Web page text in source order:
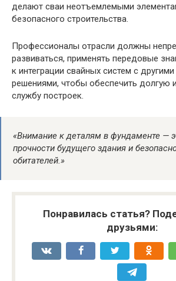
делают сваи неотъемлемыми
безопасного строительства.
Профессионалы отрасли должны
развиваться, применять передовые
к интеграции свайных систем с
решениями, чтобы обеспечить долгую
службу построек.
«Внимание к деталям в фундаменте —
прочности будущего здания и
обитателей.»
Понравилась статья?
друзьями: